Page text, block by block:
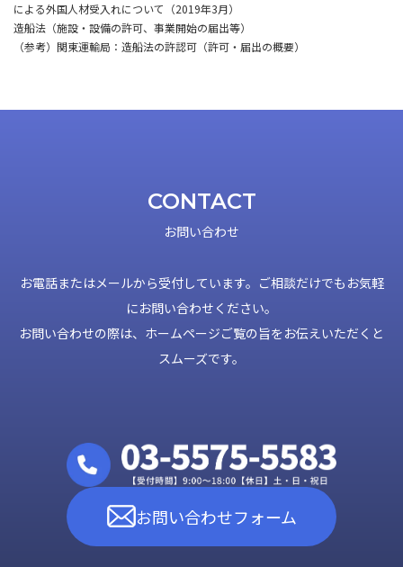
による外国人材受入れについて（2019年3月）
造船法（施設・設備の許可、事業開始の届出等）
（参考）関東運輸局：造船法の許認可（許可・届出の概要）
CONTACT
お問い合わせ
お電話またはメールから受付しています。ご相談だけでもお気軽
にお問い合わせください。
お問い合わせの際は、ホームページご覧の旨をお伝えいただくと
スムーズです。
お問い合わせフォーム